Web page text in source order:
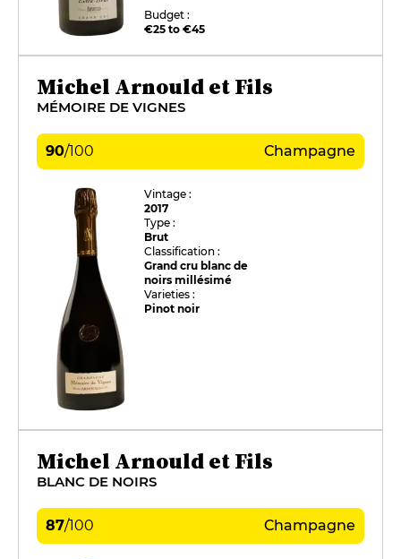
Budget :
€25 to €45
Michel Arnould et Fils
MÉMOIRE DE VIGNES
90/100 Champagne
Vintage :
2017
Type :
Brut
Classification :
Grand cru blanc de
noirs millésimé
Varieties :
Pinot noir
Michel Arnould et Fils
BLANC DE NOIRS
87/100 Champagne